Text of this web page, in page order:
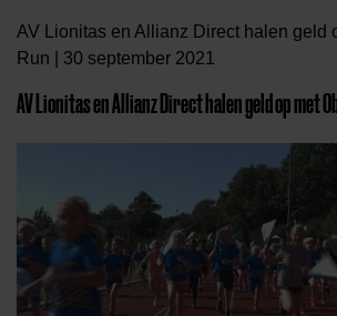
AV Lionitas en Allianz Direct halen geld
Run | 30 september 2021
AV Lionitas en Allianz Direct halen geld op met